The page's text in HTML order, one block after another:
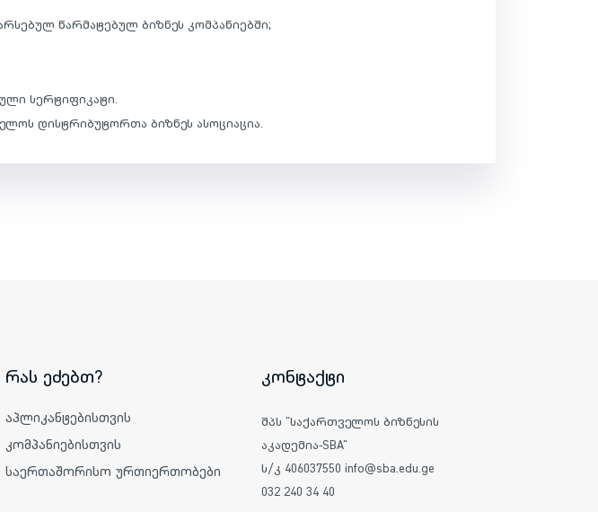
წარმატებულ ბიზნეს კომპანიებში;
სერტიფიკატი.
დისტრიბუტორთა ბიზნეს ასოციაცია.
რას ეძებთ?
აპლიკანტებისთვის
კომპანიებისთვის
საერთაშორისო ურთიერთობები
კონტაქტი
შპს "საქართველოს ბიზნესის
აკადემია-SBA"
ს/კ 406037550 info@sba.edu.ge
032 240 34 40